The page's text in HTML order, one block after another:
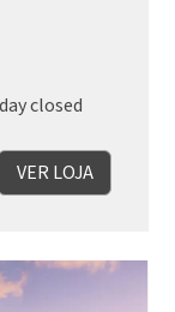
closed
VER LOJA